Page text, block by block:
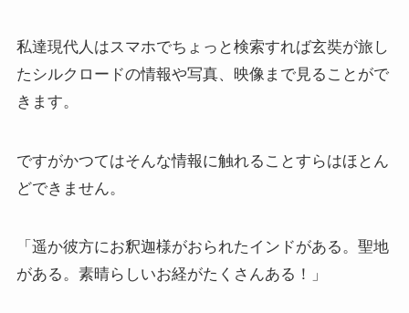
私達現代人はスマホでちょっと検索すれば玄奘が旅し
たシルクロードの情報や写真、映像まで見ることがで
きます。
ですがかつてはそんな情報に触れることすらはほとん
どできません。
「遥か彼方にお釈迦様がおられたインドがある。聖地
がある。素晴らしいお経がたくさんある！」